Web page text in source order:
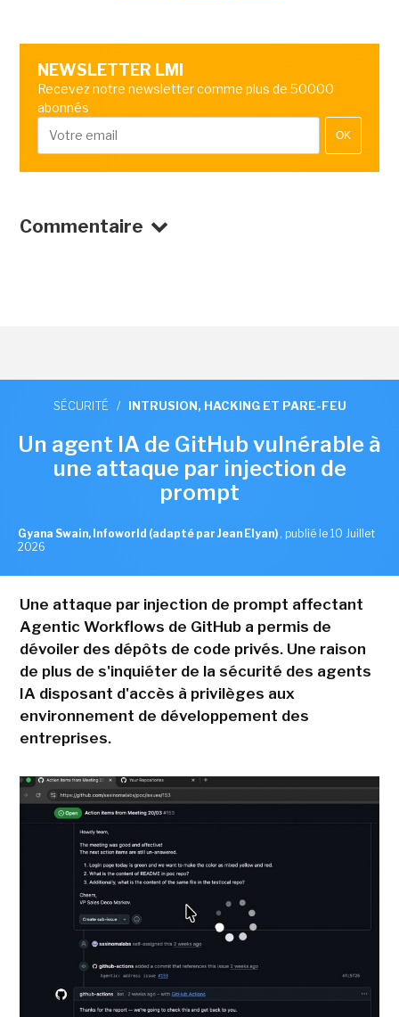
NEWSLETTER LMI
Recevez notre newsletter comme plus de 50000
abonnés
OK
Commentaire
SÉCURITÉ / INTRUSION, HACKING ET PARE-FEU
Un agent IA de GitHub vulnérable à
une attaque par injection de
prompt
Gyana Swain, Infoworld (adapté par Jean Elyan) , publié le 10 Juillet
2026
Une attaque par injection de prompt affectant
Agentic Workflows de GitHub a permis de
dévoiler des dépôts de code privés. Une raison
de plus de s'inquiéter de la sécurité des agents
IA disposant d'accès à privilèges aux
environnement de développement des
entreprises.